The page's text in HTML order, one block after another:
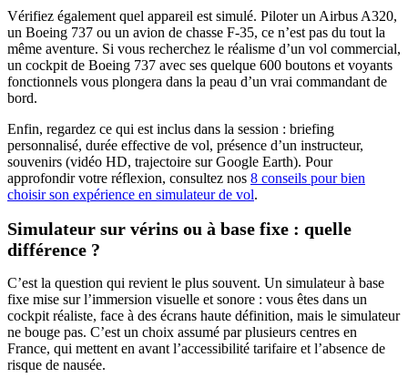
Vérifiez également quel appareil est simulé. Piloter un Airbus A320,
un Boeing 737 ou un avion de chasse F-35, ce n’est pas du tout la
même aventure. Si vous recherchez le réalisme d’un vol commercial,
un cockpit de Boeing 737 avec ses quelque 600 boutons et voyants
fonctionnels vous plongera dans la peau d’un vrai commandant de
bord.
Enfin, regardez ce qui est inclus dans la session : briefing
personnalisé, durée effective de vol, présence d’un instructeur,
souvenirs (vidéo HD, trajectoire sur Google Earth). Pour
approfondir votre réflexion, consultez nos 8 conseils pour bien
choisir son expérience en simulateur de vol.
Simulateur sur vérins ou à base fixe : quelle
différence ?
C’est la question qui revient le plus souvent. Un simulateur à base
fixe mise sur l’immersion visuelle et sonore : vous êtes dans un
cockpit réaliste, face à des écrans haute définition, mais le simulateur
ne bouge pas. C’est un choix assumé par plusieurs centres en
France, qui mettent en avant l’accessibilité tarifaire et l’absence de
risque de nausée.